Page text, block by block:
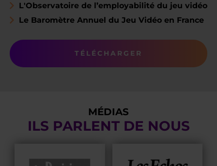
L'Observatoire de l’employabilité du jeu vidéo
Le Baromètre Annuel du Jeu Vidéo en France
TÉLÉCHARGER
MÉDIAS
ILS PARLENT DE NOUS